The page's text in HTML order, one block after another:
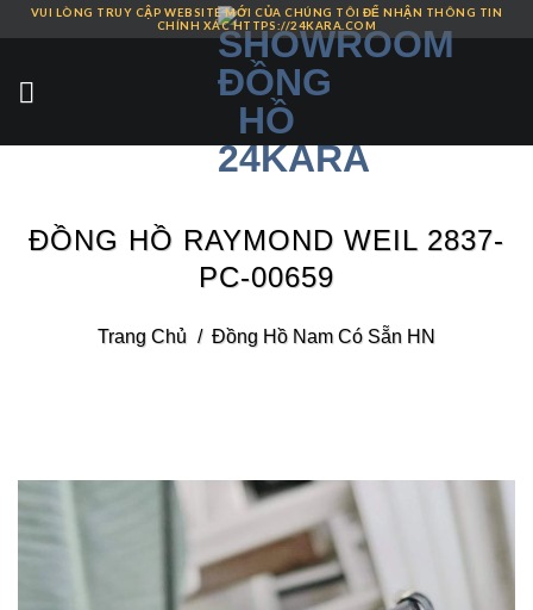
Skip
content
VUI LÒNG TRUY CẬP WEBSITE MỚI CỦA CHÚNG TÔI ĐỂ NHẬN THÔNG TIN
CHÍNH XÁC HTTPS://24KARA.COM
ĐỒNG HỒ RAYMOND WEIL 2837-
PC-00659
Trang Chủ / Đồng Hồ Nam Có Sẵn HN